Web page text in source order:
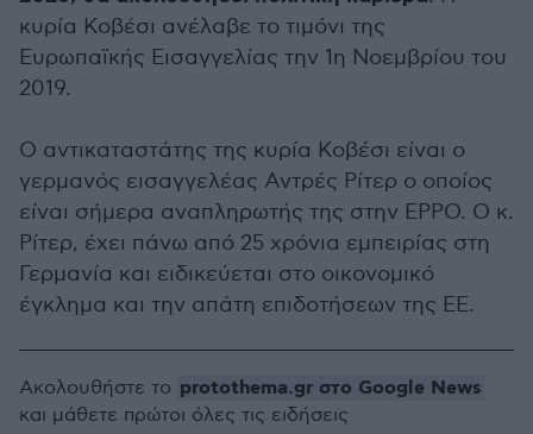
κυρία Κοβέσι ανέλαβε το τιμόνι της
Ευρωπαϊκής Εισαγγελίας την 1η Νοεμβρίου του
2019.
Ο αντικαταστάτης της κυρία Κοβέσι είναι ο
γερμανός εισαγγελέας Αντρές Ρίτερ ο οποίος
είναι σήμερα αναπληρωτής της στην EPPO. Ο κ.
Ρίτερ, έχει πάνω από 25 χρόνια εμπειρίας στη
Γερμανία και ειδικεύεται στο οικονομικό
έγκλημα και την απάτη επιδοτήσεων της ΕΕ.
Ακολουθήστε το protothema.gr στο Google News
και μάθετε πρώτοι όλες τις ειδήσεις